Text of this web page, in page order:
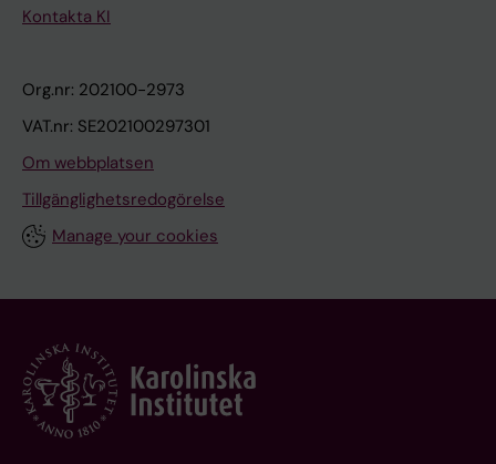
Kontakta KI
Org.nr: 202100-2973
VAT.nr: SE202100297301
Om webbplatsen
Tillgänglighetsredogörelse
Manage your cookies